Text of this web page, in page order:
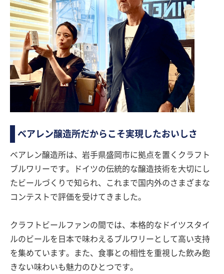
ベアレン醸造所だからこそ実現したおいしさ
ベアレン醸造所は、岩手県盛岡市に拠点を置くクラフト
ブルワリーです。ドイツの伝統的な醸造技術を大切にし
たビールづくりで知られ、これまで国内外のさまざまな
コンテストで評価を受けてきました。
クラフトビールファンの間では、本格的なドイツスタイ
ルのビールを日本で味わえるブルワリーとして高い支持
を集めています。また、食事との相性を重視した飲み飽
きない味わいも魅力のひとつです。